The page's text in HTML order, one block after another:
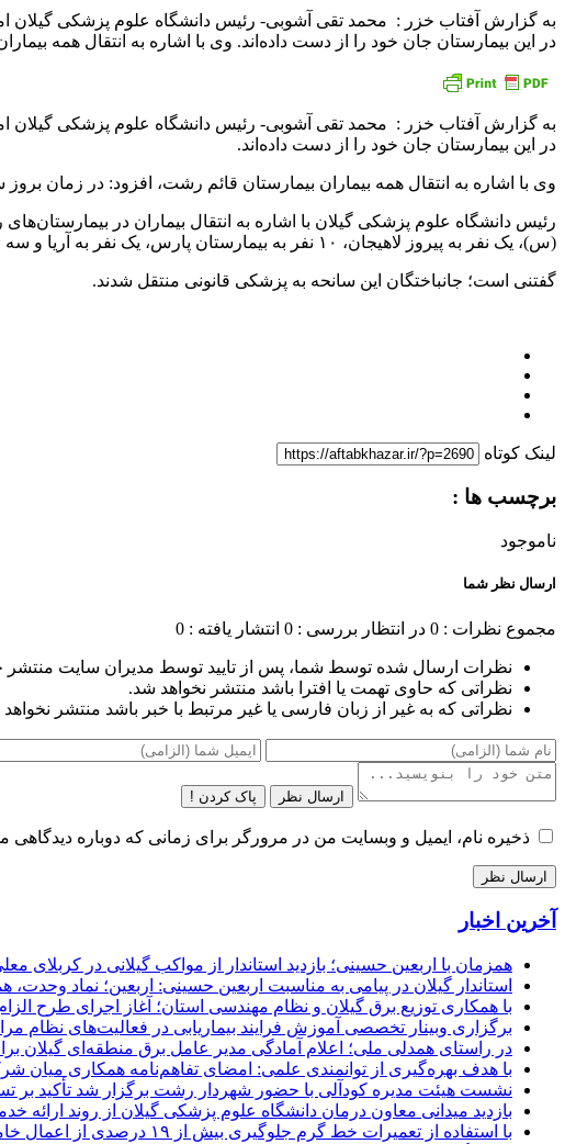
در این بیمارستان جان خود را از دست داده‌اند. وی با اشاره به انتقال همه
در این بیمارستان جان خود را از دست داده‌اند.
وی با اشاره به انتقال همه بیماران بیمارستان قائم رشت، افزود: در زمان بروز سانحه آتش‌سوزی ۱۴۲ بیمار در
(س)، یک نفر به پیروز لاهیجان، ۱۰ نفر به بیمارستان پارس، یک نفر به آریا و سه نفر به بیمارستان امام خمینی (ره) صومعه سرا منتقل شدند.
گفتنی است؛ جانباختگان این سانحه به پزشکی قانونی منتقل شدند.
لینک کوتاه
برچسب ها :
ناموجود
ارسال نظر شما
مجموع نظرات : 0 در انتظار بررسی : 0 انتشار یافته : 0
نظرات ارسال شده توسط شما، پس از تایید توسط مدیران سایت منتشر
نظراتی که حاوی تهمت یا افترا باشد منتشر نخواهد شد.
نظراتی که به غیر از زبان فارسی یا غیر مرتبط با خبر باشد منتشر
ارسال نظر پاک کردن !
ذخیره نام، ایمیل و وبسایت من در مرورگر برای زمانی که دوباره دیدگاهی
آخرین اخبار
همزمان با اربعین حسینی؛ بازدید استاندار از مواکب گیلانی در کربلای
استاندار گیلان در پیامی به مناسبت اربعین حسینی: اربعین؛ نماد
با همکاری توزیع برق گیلان و نظام مهندسی استان؛ آغاز اجرای طرح
برگزاری وبینار تخصصی آموزش فرایند بیماریابی در فعالیت‌های نظام
در راستای همدلی ملی؛ اعلام آمادگی مدیر عامل برق منطقه‌ای گیلان
با هدف بهره‌گیری از توانمندی علمی: امضای تفاهم‌نامه همكاری میان
نشست هیئت مدیره کودآلی با حضور شهردار رشت برگزار شد تأکید بر
بازدید میدانی معاون درمان دانشگاه علوم پزشکی گیلان از روند
با استفاده از تعمیرات خط گرم جلوگیری بیش از ۱۹ درصدی از اعمال خاموشی برای مشتركان